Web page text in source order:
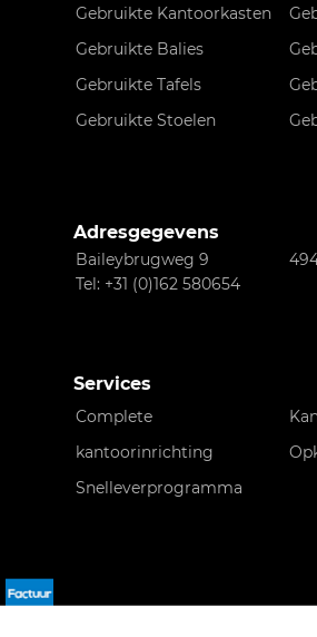
Gebruikte Kantoorkasten
Gebruikte Balies
Gebruikte Tafels
Gebruikte Stoelen
Adresgegevens
Baileybrugweg 9
Tel: +31 (0)162 580654
Services
Complete
kantoorinrichting
Snelleverprogramma